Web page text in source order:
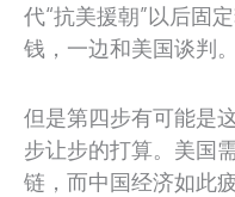
代“抗美援朝”以后固
钱，一边和美国谈判
但是第四步有可能是
步让步的打算。美国
链，而中国经济如此